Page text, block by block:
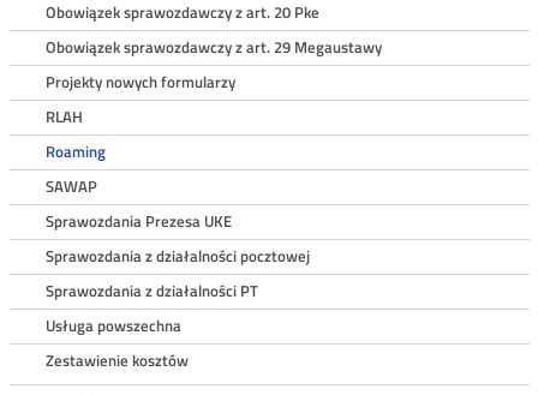
Obowiązek sprawozdawczy z art. 20 Pke
Obowiązek sprawozdawczy z art. 29 Megaustawy
Projekty nowych formularzy
RLAH
Roaming
SAWAP
Sprawozdania Prezesa UKE
Sprawozdania z działalności pocztowej
Sprawozdania z działalności PT
Usługa powszechna
Zestawienie kosztów